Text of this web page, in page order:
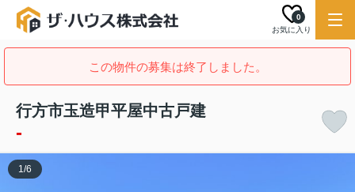
お気に入り
0
この物件の募集は終了しました。
行方市玉造甲平屋中古戸建
-
1/6